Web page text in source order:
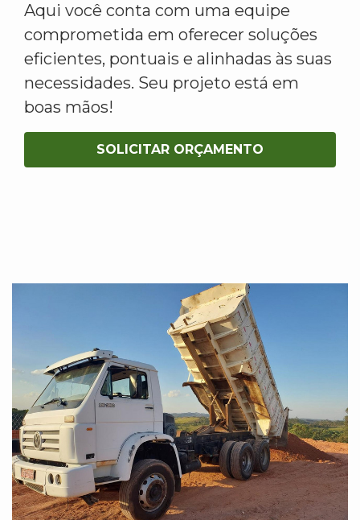
Aqui você conta com uma equipe
comprometida em oferecer soluções
eficientes, pontuais e alinhadas às suas
necessidades. Seu projeto está em
boas mãos!
SOLICITAR ORÇAMENTO